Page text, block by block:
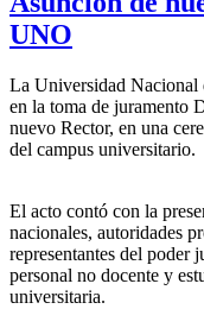
UNO
La Universidad Nacional
en la toma de juramento
nuevo Rector, en una
del campus universitario.
El acto contó con la
nacionales, autoridades
representantes del poder
personal no docente y
universitaria.